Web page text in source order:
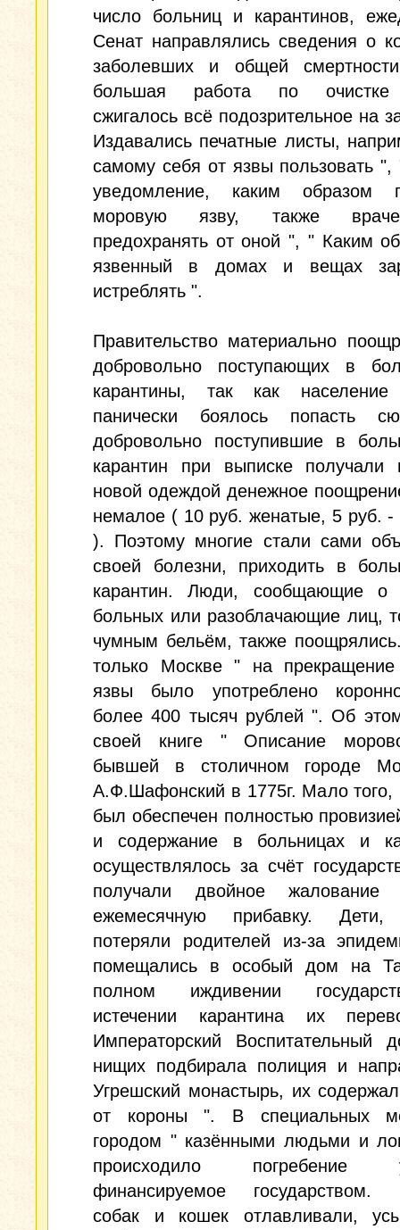
число больниц и карантинов,
Сенат направлялись сведения о
заболевших и общей
большая работа по очистке
сжигалось всё подозрительное на
Издавались печатные листы,
самому себя от язвы пользовать ",
уведомление, каким образом
моровую язву, также
предохранять от оной ", " Каким
язвенный в домах и вещах
истреблять ".
Правительство материально
добровольно поступающих в
карантины, так как население
панически боялось попасть
добровольно поступившие в
карантин при выписке получали
новой одеждой денежное
немалое ( 10 руб. женатые, 5 руб. -
). Поэтому многие стали сами
своей болезни, приходить в
карантин. Люди, сообщающие о
больных или разоблачающие лиц,
чумным бельём, также
только Москве " на
язвы было употреблено
более 400 тысяч рублей ". Об
своей книге " Описание
бывшей в столичном городе
А.Ф.Шафонский в 1775г. Мало того,
был обеспечен полностью
и содержание в больницах и
осуществлялось за счёт
получали двойное
ежемесячную прибавку. Дети,
потеряли родителей из-за
помещались в особый дом на
полном иждивении
истечении карантина их
Императорский Воспитательный
нищих подбирала полиция и
Угрешский монастырь, их
от короны ". В специальных
городом " казёнными людьми и
происходило погребение
финансируемое государством.
собак и кошек отлавливали,